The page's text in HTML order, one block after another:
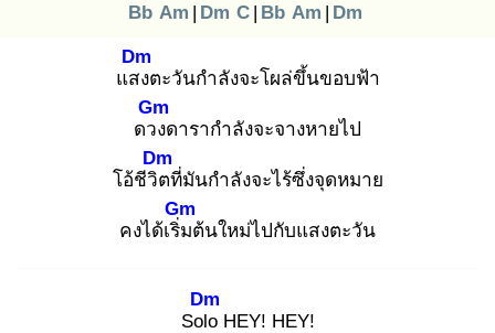
Bb Am | Dm C | Bb Am | Dm
แสง
Dm
ตะวันกำลังจะโผล่ขึ้นขอบฟ้า
ดวง
Gm
ดารากำลังจะจางหายไป
โอ้ชีวิต
Dm
ที่มันกำลังจะไร้ซึ่งจุดหมาย
คงได้เริ่ม
Gm
ต้นใหม่ไปกับแสงตะวัน
Solo
Dm
HEY! HEY!